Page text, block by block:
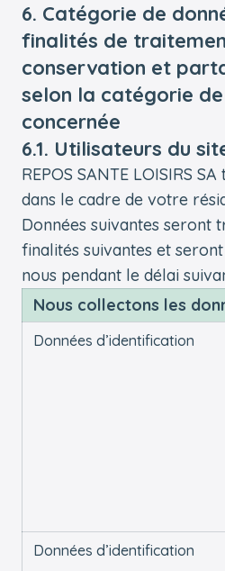
6. Catégorie de
finalités de
conservation et
selon la catégorie
concernée
6.1. Utilisateurs du
REPOS SANTE LOISIRS
dans le cadre de votre
Données suivantes seront
finalités suivantes et
nous pendant le délai
Nous collectons les
Données d’identification
Données d’identification